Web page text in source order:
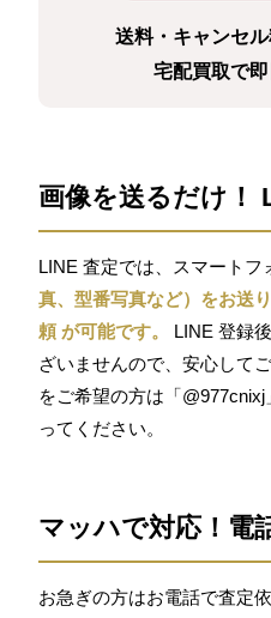
送料・キャンセル
宅配買取で即
画像を送るだけ！
LINE 査定では、スマートフ
真、型番写真など）をお送
頼 が可能です。
LINE 登録
ざいませんので、安心して
をご希望の方は「
ってください。
マッハで対応！電
お急ぎの方はお電話で査定